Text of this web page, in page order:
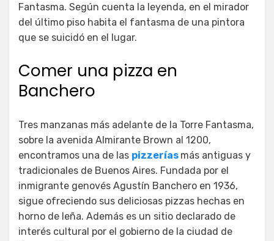
Fantasma. Según cuenta la leyenda, en el mirador
del último piso habita el fantasma de una pintora
que se suicidó en el lugar.
Comer una pizza en
Banchero
Tres manzanas más adelante de la Torre Fantasma,
sobre la avenida Almirante Brown al 1200,
encontramos una de las pizzerías más antiguas y
tradicionales de Buenos Aires. Fundada por el
inmigrante genovés Agustín Banchero en 1936,
sigue ofreciendo sus deliciosas pizzas hechas en
horno de leña. Además es un sitio declarado de
interés cultural por el gobierno de la ciudad de